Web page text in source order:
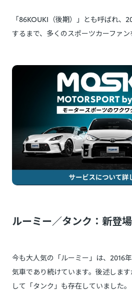
「86KOUKI（後期）」とも呼ばれ、
するまで、多くのスポーツカーファン
ルーミー／タンク：新登場
今も大人気の「ルーミー」は、2016
気車であり続けています。後述しま
して「タンク」も存在していました。